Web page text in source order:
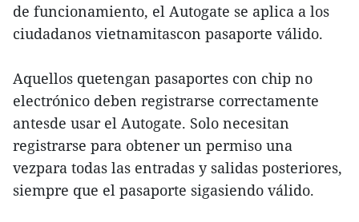
de funcionamiento, el Autogate se aplica a los
ciudadanos vietnamitascon pasaporte válido.
Aquellos quetengan pasaportes con chip no
electrónico deben registrarse correctamente
antesde usar el Autogate. Solo necesitan
registrarse para obtener un permiso una
vezpara todas las entradas y salidas posteriores,
siempre que el pasaporte sigasiendo válido.